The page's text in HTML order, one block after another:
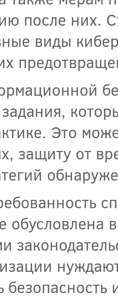
после них.
виды
Это
защиту от
обусловлена